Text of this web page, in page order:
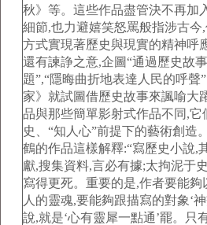
秋》等。這些作品盡管決不再加
細節,也力避嬉笑怒罵般指涉古今
方式實現著歷史與現實的精神呼
還有諫諍之意,企圖“通過歷史故
題”,“隱晦曲折地表達人民的呼聲
家》就試圖借歷史故事來諷喻大
品與那些簡單影射式作品不同,它
史、“知人心”前提下的藝術創造
鶴的作品這樣解釋:“寫歷史小說,
獻,搜集資料,言必有據;太拘泥于
寫得更死。重要的是,作者要能
人的靈魂,要能夠跟描寫的對象‘
說,就是‘心有靈犀一點通’罷。只